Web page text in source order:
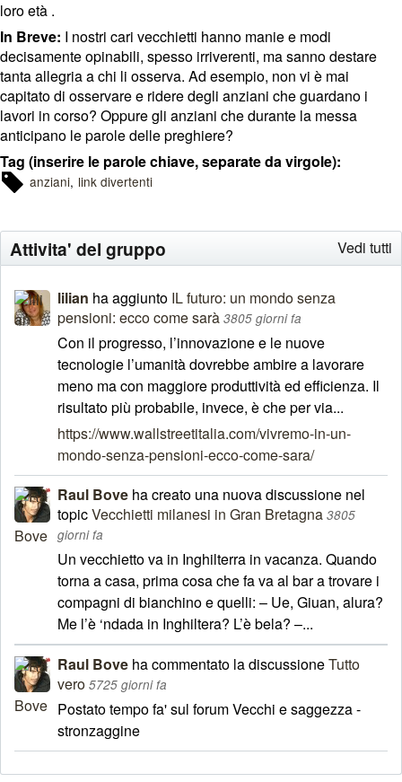
loro età .
In Breve: I nostri cari vecchietti hanno manie e modi
decisamente opinabili, spesso irriverenti, ma sanno destare
tanta allegria a chi li osserva. Ad esempio, non vi è mai
capitato di osservare e ridere degli anziani che guardano i
lavori in corso? Oppure gli anziani che durante la messa
anticipano le parole delle preghiere?
Tag (inserire le parole chiave, separate da virgole):
anziani link divertenti
Vedi tutti
Attivita' del gruppo
lilian ha aggiunto IL futuro: un mondo senza
pensioni: ecco come sarà 3805 giorni fa
Con il progresso, l’innovazione e le nuove
tecnologie l’umanità dovrebbe ambire a lavorare
meno ma con maggiore produttività ed efficienza. Il
risultato più probabile, invece, è che per via...
https://www.wallstreetitalia.com/vivremo-in-un-
mondo-senza-pensioni-ecco-come-sara/
Raul Bove ha creato una nuova discussione nel
topicVecchietti milanesi in Gran Bretagna 3805
giorni fa
Un vecchietto va in Inghilterra in vacanza. Quando
torna a casa, prima cosa che fa va al bar a trovare i
compagni di bianchino e quelli: – Ue, Giuan, alura?
Me l’è ‘ndada in Inghiltera? L’è bela? –...
Raul Bove ha commentato la discussioneTutto
vero 5725 giorni fa
Postato tempo fa' sul forum Vecchi e saggezza -
stronzaggine